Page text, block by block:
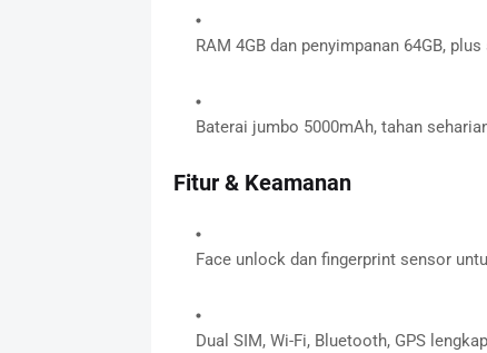
RAM 4GB dan penyimpanan 64GB,
Baterai jumbo 5000mAh, tahan
Fitur & Keamanan
Face unlock dan fingerprint sensor
Dual SIM, Wi-Fi, Bluetooth, GPS lengkap